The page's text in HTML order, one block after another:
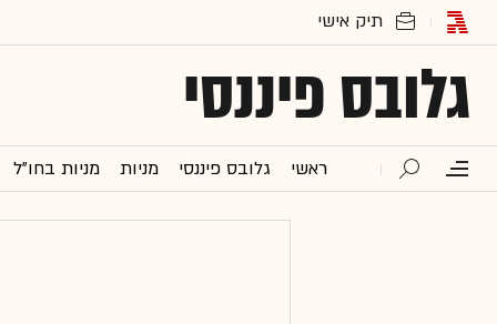
גלובס פיננסי
ראשי גלובס פיננסי מניות מניות בחו"ל